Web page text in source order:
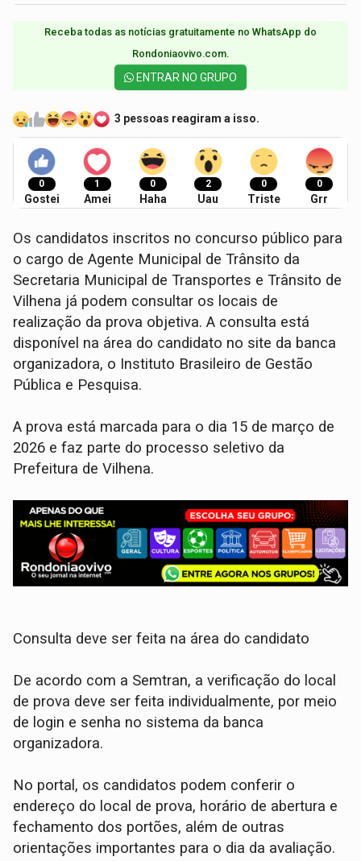
Receba todas as notícias gratuitamente no WhatsApp do
Rondoniaovivo.com.​
ENTRAR NO GRUPO
3 pessoas reagiram a isso.
0
Gostei
1
Amei
0
Haha
2
Uau
0
Triste
0
Grr
Os candidatos inscritos no concurso público para
o cargo de Agente Municipal de Trânsito da
Secretaria Municipal de Transportes e Trânsito de
Vilhena já podem consultar os locais de
realização da prova objetiva. A consulta está
disponível na área do candidato no site da banca
organizadora, o Instituto Brasileiro de Gestão
Pública e Pesquisa.
A prova está marcada para o dia 15 de março de
2026 e faz parte do processo seletivo da
Prefeitura de Vilhena.
Consulta deve ser feita na área do candidato
De acordo com a Semtran, a verificação do local
de prova deve ser feita individualmente, por meio
de login e senha no sistema da banca
organizadora.
No portal, os candidatos podem conferir o
endereço do local de prova, horário de abertura e
fechamento dos portões, além de outras
orientações importantes para o dia da avaliação.